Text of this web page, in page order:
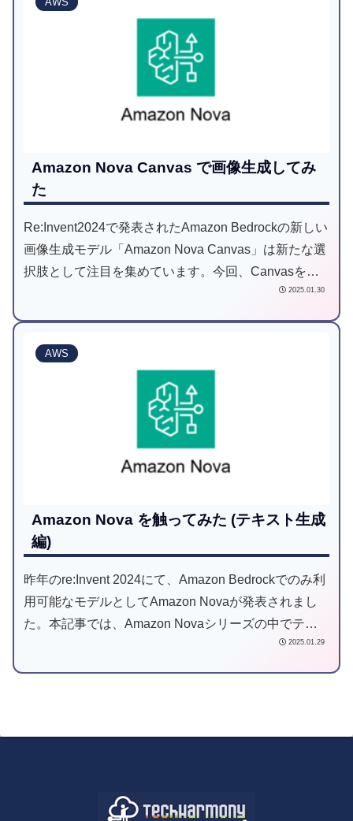
Amazon Nova Canvas で画像生成してみ
た
Re:Invent2024で発表されたAmazon Bedrockの新しい
画像生成モデル「Amazon Nova Canvas」は新たな選
択肢として注目を集めています。今回、Canvasを使
2025.01.30
AWS
Amazon Nova を触ってみた (テキスト生成
編)
昨年のre:Invent 2024にて、Amazon Bedrockでのみ利
用可能なモデルとしてAmazon Novaが発表されまし
た。本記事では、Amazon Novaシリーズの中でテキ
スト生成が可能な3つのモデル(Micro、Lite、Pro)につ
2025.01.29